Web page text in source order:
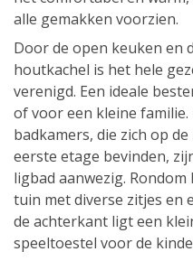
alle gemakken voorzien.
Door de open keuken en
houtkachel is het hele
verenigd. Een ideale
of voor een kleine familie.
badkamers, die zich op
eerste etage bevinden,
ligbad aanwezig.
tuin met diverse zitjes en
de achterkant ligt een
speeltoestel voor de